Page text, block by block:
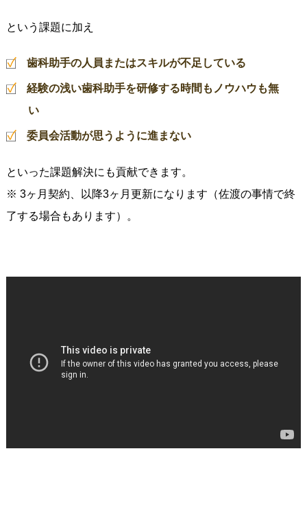
という課題に加え
歯科助手の人員またはスキルが不足している
経験の浅い歯科助手を研修する時間もノウハウも無
い
委員会活動が思うように進まない
といった課題解決にも貢献できます。
※ 3ヶ月契約、以降3ヶ月更新になります（佐渡の事情で終
了する場合もあります）。